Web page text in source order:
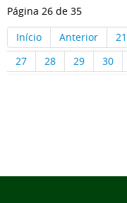
Página 26 de 35
Início
Anterior 21
27
28 29 30